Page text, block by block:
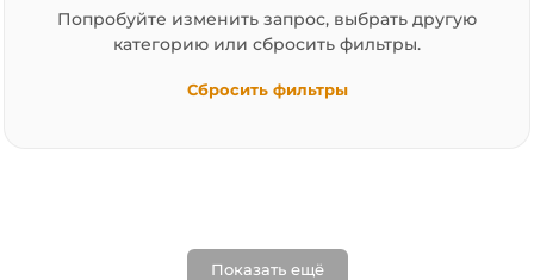
Попробуйте изменить запрос, выбрать другую
категорию или сбросить фильтры.
Сбросить фильтры
Показать ещё